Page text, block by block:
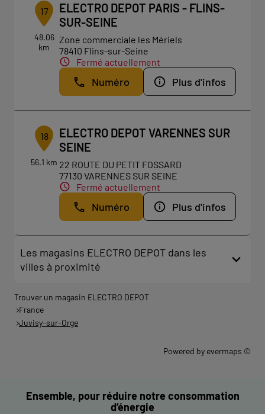
17
48.06
km
ELECTRO DEPOT PARIS - FLINS-
SUR-SEINE
Zone commerciale les Mériels
78410 Flins-sur-Seine
Fermé actuellement
Numéro Plus d'infos
18
56.1 km
ELECTRO DEPOT VARENNES SUR
SEINE
22 ROUTE DU PETIT FOSSARD
77130 VARENNES SUR SEINE
Fermé actuellement
Numéro Plus d'infos
Les magasins ELECTRO DEPOT dans les
villes à proximité
Trouver un magasin ELECTRO DEPOT
France
Juvisy-sur-Orge
Powered by evermaps ©
Ensemble, pour réduire notre consommation
d’énergie